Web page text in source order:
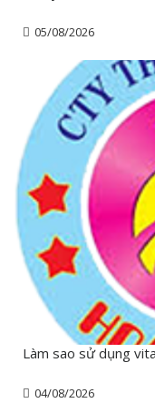
05/08/2026
Làm sao sử dụng
04/08/2026